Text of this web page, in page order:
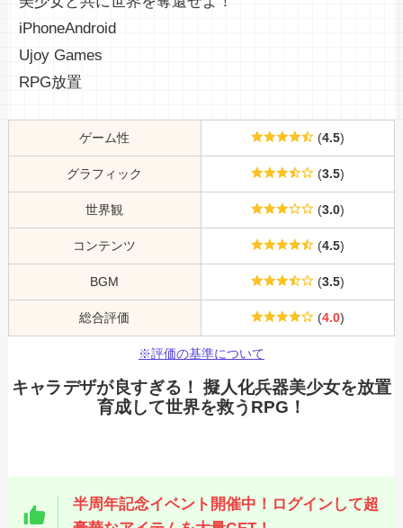
iPhoneAndroid
Ujoy Games
RPG放置
ゲーム性 (4.5)
グラフィック (3.5)
世界観 (3.0)
コンテンツ (4.5)
BGM (3.5)
総合評価 (4.0)
※評価の基準について
キャラデザが良すぎる！ 擬人化兵器美少女を放置
育成して世界を救うRPG！
半周年記念イベント開催中！ログインして超